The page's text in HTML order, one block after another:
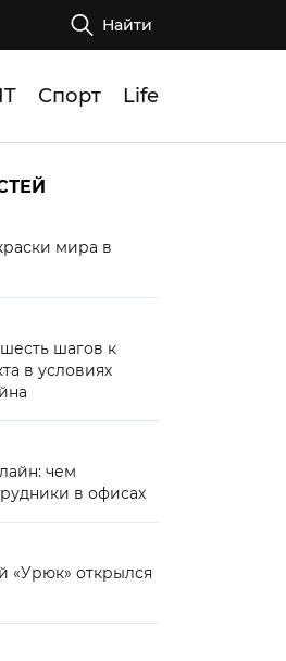
Найти
IT Спорт Life
мира в
шагов к
в условиях
чем
в офисах
«Урюк» открылся